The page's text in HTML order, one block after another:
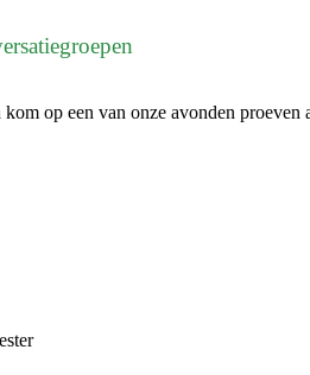
op een van onze avonden proeven